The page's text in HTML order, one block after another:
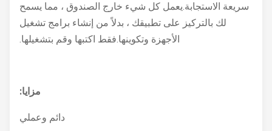
سريعة الاستجابة.يعمل كل شيء خارج الصندوق ، مما يسمح
لك بالتركيز على تطبيقك ، بدلاً من إنشاء برامج تشغيل
الأجهزة وتكوينها.فقط اكتبها وقم بتشغيلها.
مزايا:
دائم وعملي